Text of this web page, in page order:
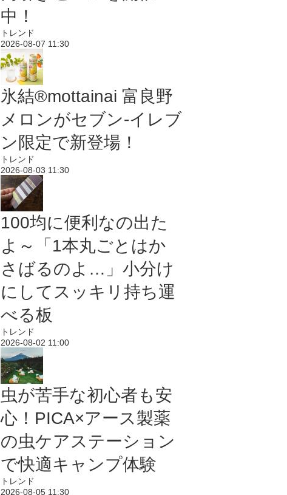
中！
トレンド
2026-08-07 11:30
氷結®mottainai 富良野
メロンがセブン‐イレブ
ン限定で新登場！
トレンド
2026-08-03 11:30
100均に便利なの出た
よ～「1本丸ごとはか
さばるのよ…」小分け
にしてスッキリ持ち運
べる板
トレンド
2026-08-02 11:00
虫が苦手な初心者も安
心！PICA×アース製薬
の虫ケアステーション
で快適キャンプ体験
トレンド
2026-08-05 11:30